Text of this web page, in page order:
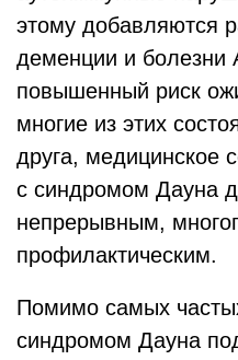
этому добавляются
деменции и болезни
повышенный риск
многие из этих
друга, медицинское
с синдромом Дауна
непрерывным,
профилактическим.
Помимо самых
синдромом Дауна